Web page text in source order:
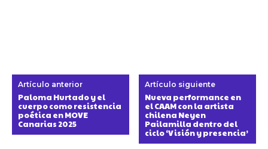
Artículo anterior
Paloma Hurtado y el
cuerpo como resistencia
poética en MOVE
Canarias 2025
Artículo siguiente
Nueva performance en
el CAAM con la artista
chilena Neyen
Pailamilla dentro del
ciclo ‘Visión y presencia’